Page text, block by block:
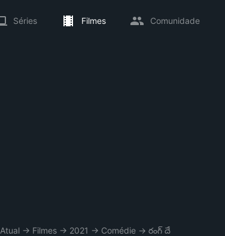
Séries Filmes Comunidade
Atual → Filmes → 2021 → Comédie → రంగ్ దే